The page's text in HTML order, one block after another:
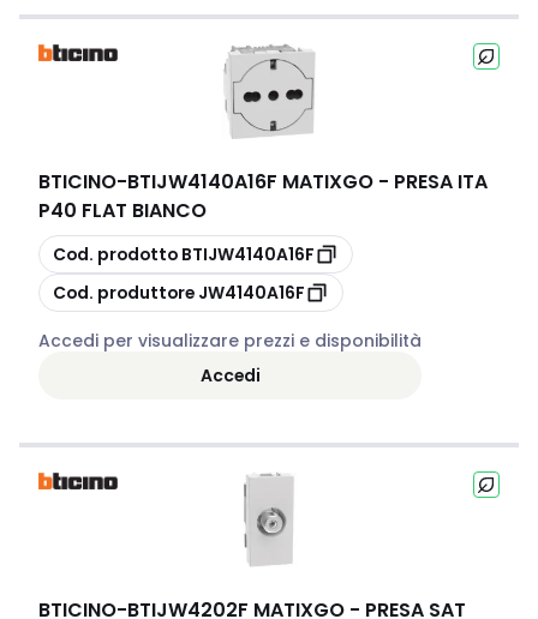
BTICINO-BTIJW4140A16F MATIXGO - PRESA ITA
P40 FLAT BIANCO
copia
Cod. prodotto BTIJW4140A16F
copia
Cod. produttore JW4140A16F
Accedi per visualizzare prezzi e disponibilità
Accedi
BTICINO-BTIJW4202F MATIXGO - PRESA SAT